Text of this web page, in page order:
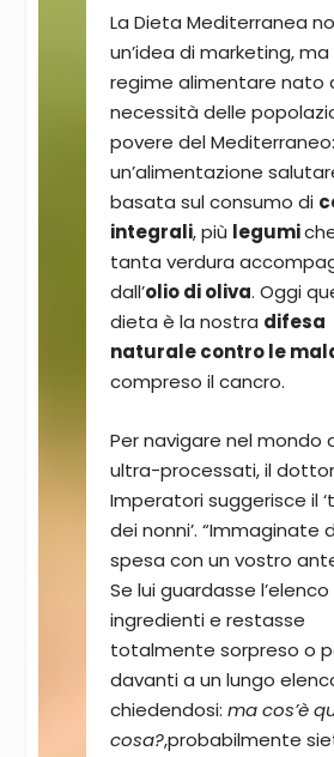
La Dieta Mediterranea
un’idea di marketing, ma
regime alimentare nato
necessità delle
povere del
un’alimentazione
basata sul consumo di
integrali, più legumi
tanta verdura
dall’olio di oliva. Oggi
dieta è la nostra difesa
naturale contro le
compreso il cancro.
Per navigare nel mondo
ultra-processati, il dottor
Imperatori suggerisce il
dei nonni’. “Immaginate
spesa con un vostro
Se lui guardasse
ingredienti e restasse
totalmente sorpreso o
davanti a un lungo
chiedendosi:ma cos’è
cosa?,probabilmente